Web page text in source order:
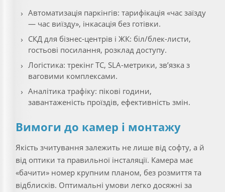
Автоматизація паркінгів: тарифікація «час заїзду
— час виїзду», інкасація без готівки.
СКД для бізнес-центрів і ЖК: біл/блек-листи,
гостьові посилання, розклад доступу.
Логістика: трекінг TС, SLA-метрики, зв’язка з
ваговими комплексами.
Аналітика трафіку: пікові години,
завантаженість проїздів, ефективність змін.
Вимоги до камер і монтажу
Якість зчитування залежить не лише від софту, а й
від оптики та правильної інсталяції. Камера має
«бачити» номер крупним планом, без розмиття та
відблисків. Оптимальні умови легко досяжні за